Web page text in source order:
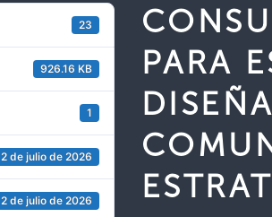
23
926.16 KB
1
2 de julio de 2026
2 de julio de 2026
PARA